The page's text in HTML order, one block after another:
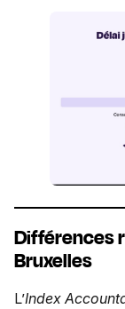
Différences
Bruxelles
L’Index